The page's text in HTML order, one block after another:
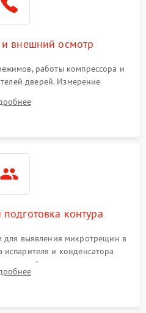
и внешний осмотр
работы компрессора и
дверей. Измерение
проверка термостата и
с электронного дисплея.
контура
для выявления микротрещин в
и конденсатора
фильтра-осушителя и
для устранения засоров.